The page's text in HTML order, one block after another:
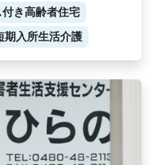
き高齢者住宅
期入所生活介護